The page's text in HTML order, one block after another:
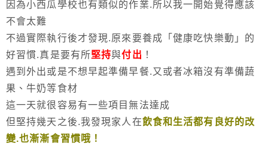
因為小西瓜學校也有類似的作業.所以我一開始覺得應該
不會太難
不過實際執行後才發現.原來要養成「健康吃快樂動」的
好習慣.真是要有所堅持與付出 ！
遇到外出或是不想早起準備早餐.又或者冰箱沒有準備蔬
果、牛奶等食材
這一天就很容易有一些項目無法達成
但堅持幾天之後.我發現家人在飲食和生活都有良好的改
變.也漸漸會習慣哦！